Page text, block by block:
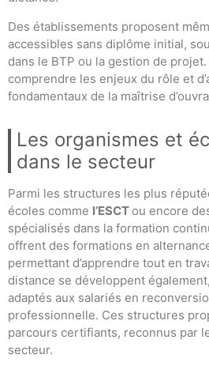
Des établissements proposent
accessibles sans diplôme initial,
dans le BTP ou la gestion de projet.
comprendre les enjeux du rôle et
fondamentaux de la maîtrise
Les organismes et
dans le secteur
Parmi les structures les plus
écoles comme l’ESCT ou encore
spécialisés dans la formation
offrent des formations en
permettant d’apprendre tout en
distance se développent
adaptés aux salariés en
professionnelle. Ces structures
parcours certifiants, reconnus par
secteur.